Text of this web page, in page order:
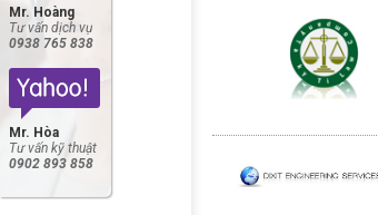
Mr. Hoàng
Tư vấn dịch vụ
0938 765 838
Mr. Hòa
Tư vấn kỹ thuật
0902 893 858